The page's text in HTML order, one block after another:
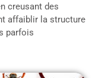
creusant des
affaiblir la structure
parfois